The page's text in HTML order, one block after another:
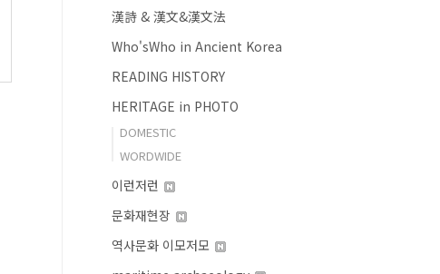
漢詩 & 漢文&漢文法
Who'sWho in Ancient Korea
READING HISTORY
HERITAGE in PHOTO
DOMESTIC
WORDWIDE
이런저런
문화재현장
역사문화 이모저모